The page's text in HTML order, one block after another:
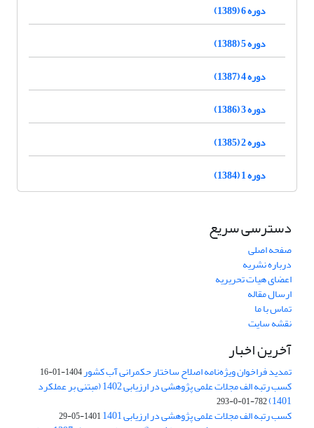
دوره 6 (1389)
دوره 5 (1388)
دوره 4 (1387)
دوره 3 (1386)
دوره 2 (1385)
دوره 1 (1384)
دسترسی سریع
صفحه اصلی
درباره نشریه
اعضای هیات تحریریه
ارسال مقاله
تماس با ما
نقشه سایت
آخرین اخبار
تمدید فراخوان ویژه‌نامه اصلاح ساختار حکمرانی آب کشور1404-01-16
کسب رتبه الف مجلات علمی پژوهشی در ارزیابی 1402 (مبتنی بر عملکرد
1401)
782-01-0-293
کسب رتبه الف مجلات علمی پژوهشی در ارزیابی 1401 1401-05-29